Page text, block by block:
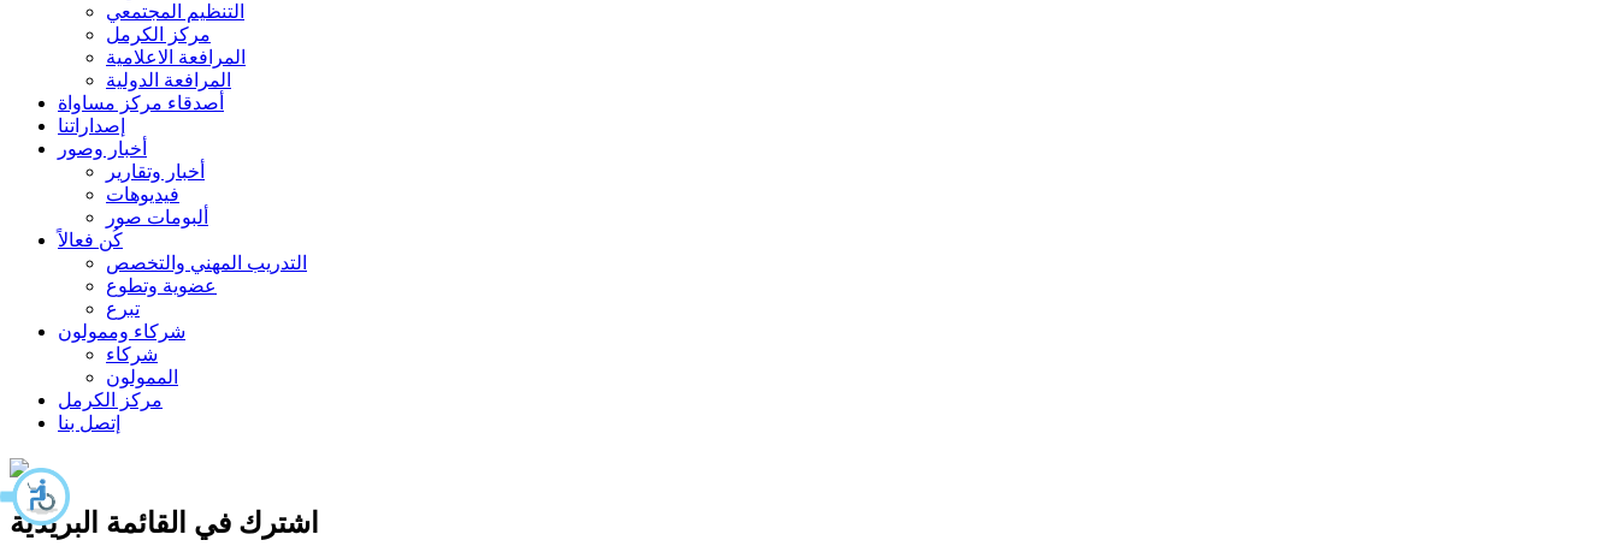
التنظيم المجتمعي
مركز الكرمل
المرافعة الاعلامية
المرافعة الدولية
أصدقاء مركز مساواة
إصداراتنا
أخبار وصور
أخبار وتقارير
فيديوهات
ألبومات صور
كُن فعالاً
التدريب المهني والتخصص
عضوية وتطوع
تبرع
شركاء وممولون
شركاء
الممولون
مركز الكرمل
إتصل بنا
اشترك في القائمة البريدية